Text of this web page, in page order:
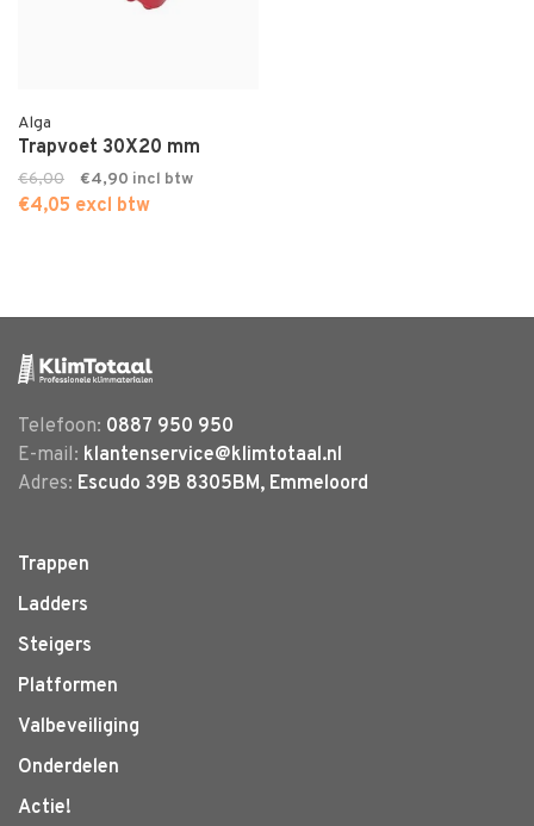
Alga
Trapvoet 30X20 mm
€6,00 €4,90
€4,05 excl btw
Telefoon: 0887 950 950
E-mail: klantenservice@klimtotaal.nl
Adres: Escudo 39B 8305BM, Emmeloord
Trappen
Ladders
Steigers
Platformen
Valbeveiliging
Onderdelen
Actie!